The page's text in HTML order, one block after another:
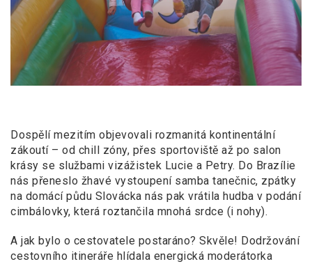
Dospělí mezitím objevovali rozmanitá kontinentální
zákoutí – od chill zóny, přes sportoviště až po salon
krásy se službami vizážistek Lucie a Petry. Do Brazílie
nás přeneslo žhavé vystoupení samba tanečnic, zpátky
na domácí půdu Slovácka nás pak vrátila hudba v podání
cimbálovky, která roztančila mnohá srdce (i nohy).
A jak bylo o cestovatele postaráno? Skvěle! Dodržování
cestovního itineráře hlídala energická moderátorka